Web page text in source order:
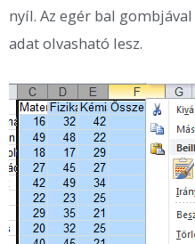
nyíl. Az egér bal gombjával
adat olvasható lesz.